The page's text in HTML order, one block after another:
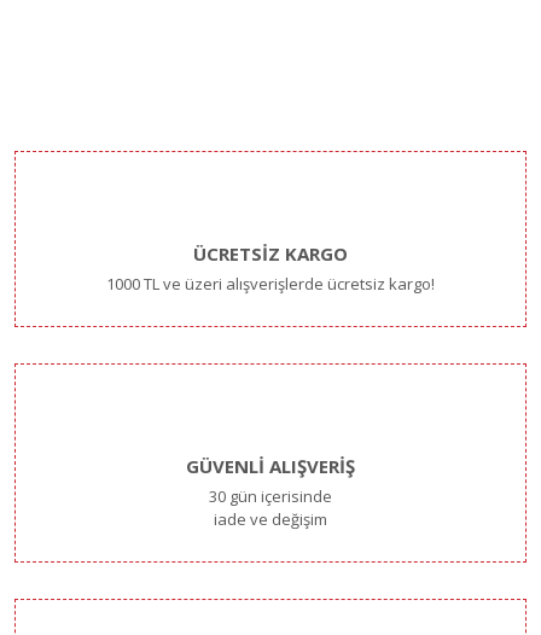
ÜCRETSİZ KARGO
1000 TL ve üzeri alışverişlerde ücretsiz kargo!
GÜVENLİ ALIŞVERİŞ
30 gün içerisinde
iade ve değişim